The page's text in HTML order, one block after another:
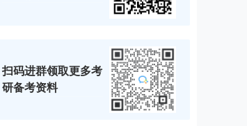
扫码进群领取更多考
研备考资料